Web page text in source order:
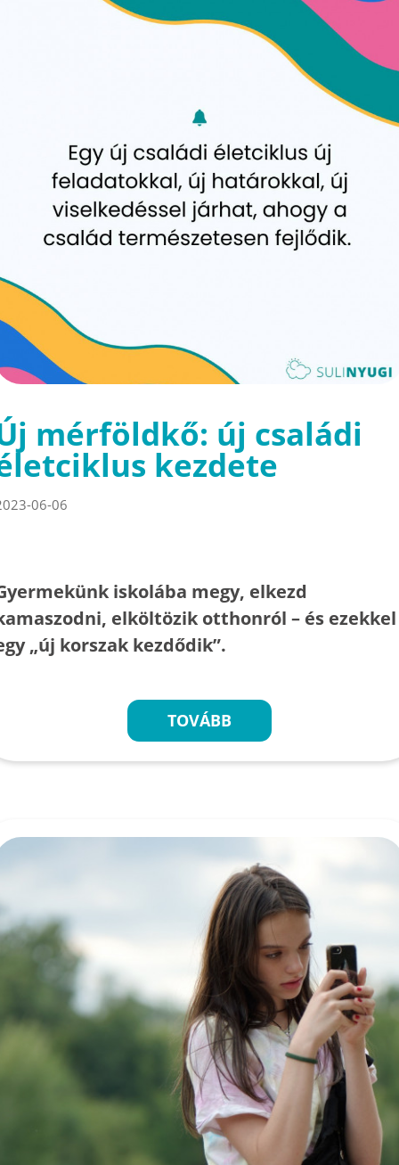
mérföldkő: új családi
kezdete
06-06
iskolába megy, elkezd
elköltözik otthonról – és ezekkel
„új korszak kezdődik”.
TOVÁBB